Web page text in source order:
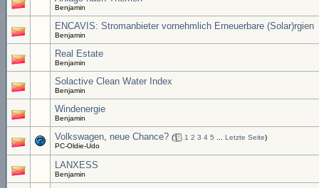
Benjamin
ENCAVIS: Stromanbieter vornehmlich Erneuerbare (Solar)rgien
Benjamin
Real Estate
Benjamin
Solactive Clean Water Index
Benjamin
Windenergie
Benjamin
Volkswagen, neue Chance? ( 1 2 3 4 5 Letzte Seite)
PC-Oldie-Udo
LANXESS
Benjamin